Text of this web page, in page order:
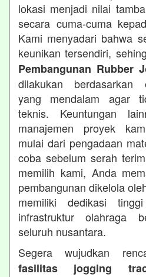
lokasi menjadi nilai
secara cuma-cuma
Kami menyadari bahwa
keunikan tersendiri,
Pembangunan Rubber
dilakukan berdasarkan
yang mendalam agar
teknis. Keuntungan
manajemen proyek
mulai dari pengadaan
coba sebelum serah
memilih kami, Anda
pembangunan dikelola
memiliki dedikasi
infrastruktur olahraga
seluruh nusantara.
Segera wujudkan
fasilitas jogging